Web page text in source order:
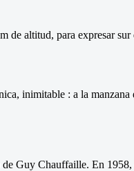
altitud, para expresar sur
inimitable : a la
Guy Chauffaille. En